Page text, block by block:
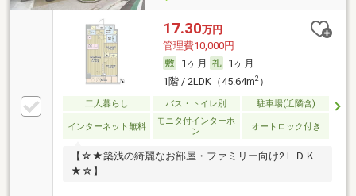
17.30万円
管理費10,000円
1ヶ月
1ヶ月
1階 / 2LDK（45.64m2）
二人暮らし バス・トイレ別 駐車場(近隣含)
インターネット無料
モニタ付インターホ
ン
オートロック付き
【☆★築浅の綺麗なお部屋・ファミリー向け2ＬＤＫ
★☆】